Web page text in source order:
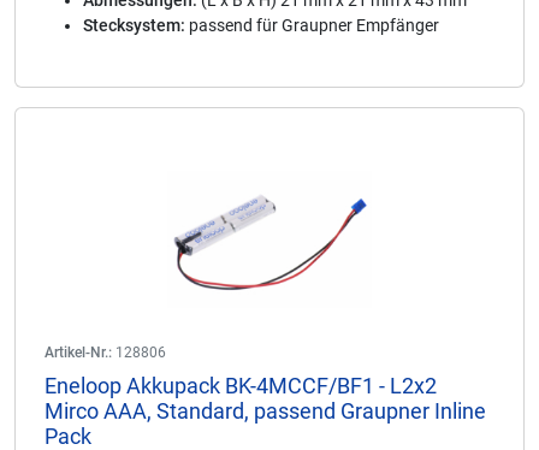
Stecksystem: passend für Graupner Empfänger
Artikel-Nr.: 128806
Eneloop Akkupack BK-4MCCF/BF1 - L2x2
Mirco AAA, Standard, passend Graupner Inline
Pack